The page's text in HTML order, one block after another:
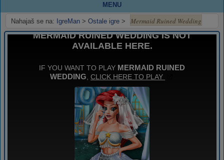
MENU
Nahajaš se na: IgreMan > Ostale igre > Mermaid Ruined Wedding